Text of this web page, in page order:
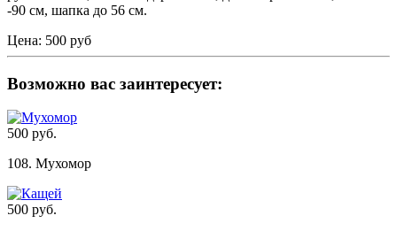
-90 см, шапка до 56 см.
Цена: 500 руб
Возможно вас заинтересует:
500 руб.
108. Мухомор
500 руб.